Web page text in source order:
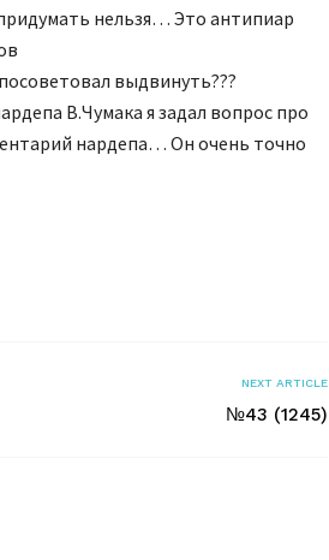
нельзя… Это антипиар
выдвинуть???
В.Чумака я задал вопрос про
нардепа… Он очень точно
NEXT ARTICLE
№43 (1245)